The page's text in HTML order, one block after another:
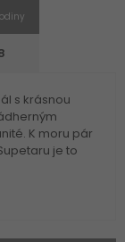
s krásnou
K moru pár
je to